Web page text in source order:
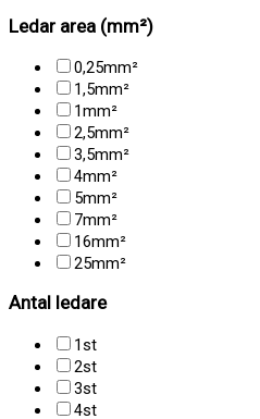
Ledar area (mm²)
0,25mm²
1,5mm²
1mm²
2,5mm²
3,5mm²
4mm²
5mm²
7mm²
16mm²
25mm²
Antal ledare
1st
2st
3st
4st